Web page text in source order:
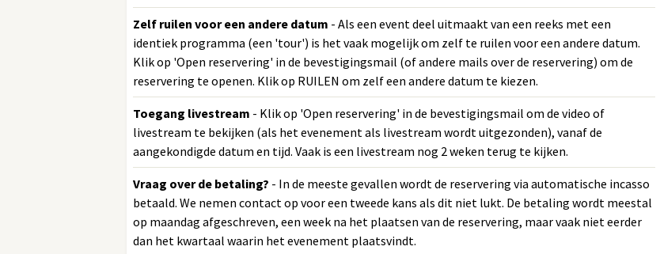
Zelf ruilen voor een andere datum - Als een event deel uitmaakt van een reeks met een
identiek programma (een 'tour') is het vaak mogelijk om zelf te ruilen voor een andere datum.
Klik op 'Open reservering' in de bevestigingsmail (of andere mails over de reservering) om de
reservering te openen. Klik op RUILEN om zelf een andere datum te kiezen.
Toegang livestream - Klik op 'Open reservering' in de bevestigingsmail om de video of
livestream te bekijken (als het evenement als livestream wordt uitgezonden), vanaf de
aangekondigde datum en tijd. Vaak is een livestream nog 2 weken terug te kijken.
Vraag over de betaling? - In de meeste gevallen wordt de reservering via automatische incasso
betaald. We nemen contact op voor een tweede kans als dit niet lukt. De betaling wordt meestal
op maandag afgeschreven, een week na het plaatsen van de reservering, maar vaak niet eerder
dan het kwartaal waarin het evenement plaatsvindt.